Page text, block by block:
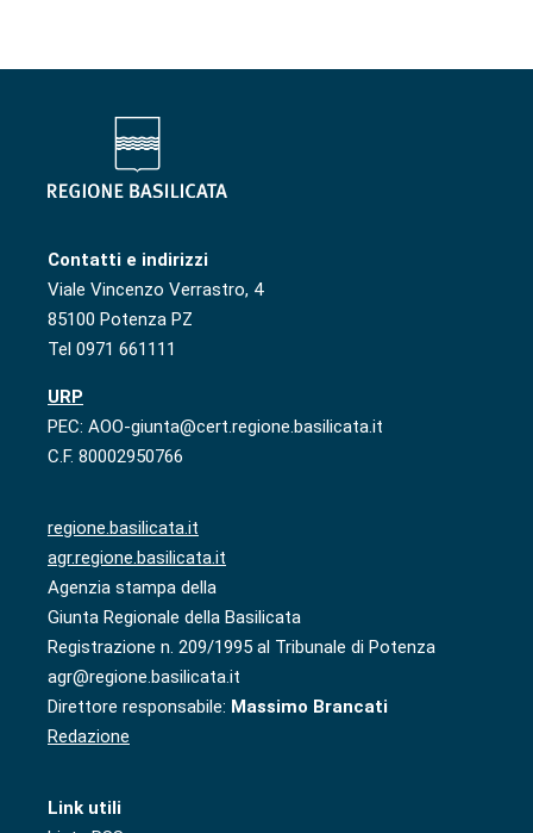
Contatti e indirizzi
Viale Vincenzo Verrastro, 4
85100 Potenza PZ
Tel 0971 661111
URP
PEC: AOO-giunta@cert.regione.basilicata.it
C.F. 80002950766
regione.basilicata.it
agr.regione.basilicata.it
Agenzia stampa della
Giunta Regionale della Basilicata
Registrazione n. 209/1995 al Tribunale di Potenza
agr@regione.basilicata.it
Direttore responsabile: Massimo Brancati
Redazione
Link utili